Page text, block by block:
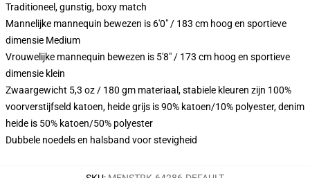
Traditioneel, gunstig, boxy match
Mannelijke mannequin bewezen is 6'0" / 183 cm hoog en sportieve
dimensie Medium
Vrouwelijke mannequin bewezen is 5'8" / 173 cm hoog en sportieve
dimensie klein
Zwaargewicht 5,3 oz / 180 gm materiaal, stabiele kleuren zijn 100%
voorverstijfseld katoen, heide grijs is 90% katoen/10% polyester, denim
heide is 50% katoen/50% polyester
Dubbele noedels en halsband voor stevigheid